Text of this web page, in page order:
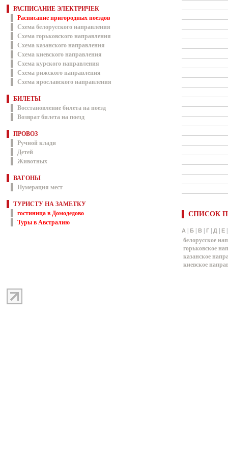
РАСПИСАНИЕ ЭЛЕКТРИЧЕК
Расписание пригородных поездов
Схема белорусского направления
Схема горьковского направления
Схема казанского направления
Схема киевского направления
Схема курского направления
Схема рижского направления
Схема ярославского направления
БИЛЕТЫ
Восстановление билета на поезд
Возврат билета на поезд
ПРОВОЗ
Ручной клади
Детей
Животных
ВАГОНЫ
Нумерация мест
ТУРИСТУ НА ЗАМЕТКУ
гостиница в Домодедово
Туры в Австралию
СПИСОК
А Б В Г Д Е
белорусское
горьковское
казанское
киевское